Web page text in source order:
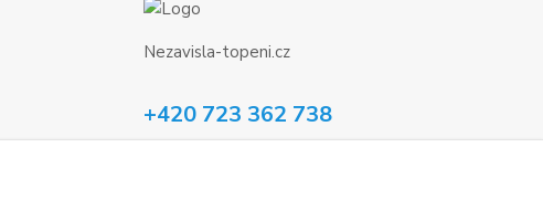
Nezavisla-topeni.cz
+420 723 362 738